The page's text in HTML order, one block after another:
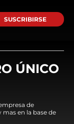
SUSCRIBIRSE
ÚNICO
de
en la base de